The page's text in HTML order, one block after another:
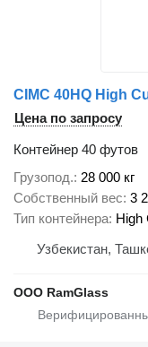
CIMC 40HQ High
Цена по запросу
Контейнер 40 футов
Грузопод. 28 000 кг
Собственный вес 3
Тип контейнера High
Узбекистан,
ООО RamGlass